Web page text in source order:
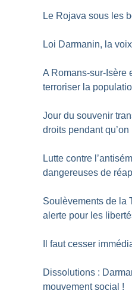
Le Rojava sous les
Loi Darmanin, la
A Romans-sur-Isère
terroriser la
Jour du souvenir
droits pendant
Lutte contre
dangereuses de
Soulèvements de la
alerte pour les
Il faut cesser
Dissolutions :
mouvement social !